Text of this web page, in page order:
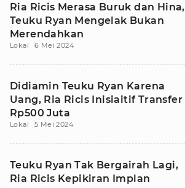
Ria Ricis Merasa Buruk dan Hina,
Teuku Ryan Mengelak Bukan
Merendahkan
Lokal 6 Mei 2024
Didiamin Teuku Ryan Karena
Uang, Ria Ricis Inisiaitif Transfer
Rp500 Juta
Lokal 5 Mei 2024
Teuku Ryan Tak Bergairah Lagi,
Ria Ricis Kepikiran Implan